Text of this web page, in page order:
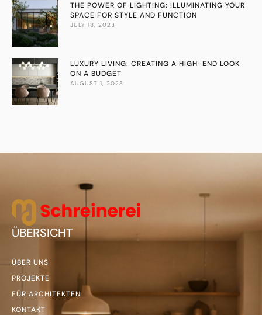
THE POWER OF LIGHTING: ILLUMINATING YOUR
SPACE FOR STYLE AND FUNCTION
JULY 18, 2023
LUXURY LIVING: CREATING A HIGH-END LOOK
ON A BUDGET
AUGUST 1, 2023
ÜBERSICHT
ÜBER UNS
PROJEKTE
FÜR ARCHITEKTEN
KONTAKT